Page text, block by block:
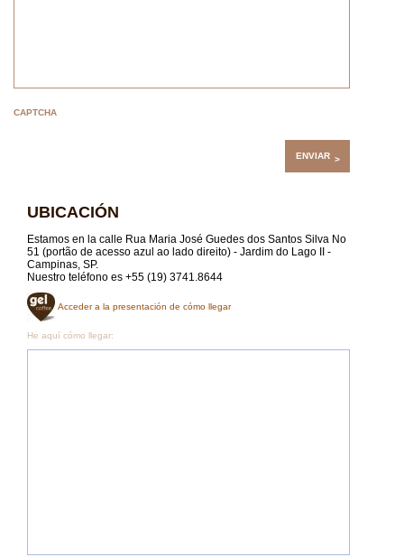
CAPTCHA
UBICACIÓN
Estamos en la calle Rua Maria José Guedes dos Santos Silva No
51 (portão de acesso azul ao lado direito) - Jardim do Lago II -
Campinas, SP.
Nuestro teléfono es +55 (19) 3741.8644
Acceder a la presentación de cómo llegar
He aquí cómo llegar: